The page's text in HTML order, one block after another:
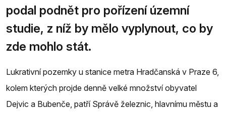
podal podnět pro pořízení územní
studie, z níž by mělo vyplynout, co by
zde mohlo stát.
Lukrativní pozemky u stanice metra Hradčanská v Praze 6,
kolem kterých projde denně velké množství obyvatel
Dejvic a Bubenče, patří Správě železnic, hlavnímu městu a